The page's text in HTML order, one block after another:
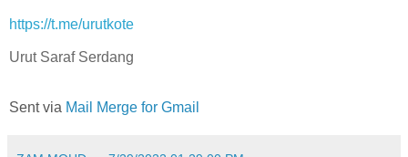
https://t.me/urutkote
Urut Saraf Serdang
Sent via Mail Merge for Gmail